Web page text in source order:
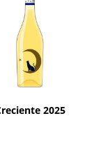
2025
AÑADIR